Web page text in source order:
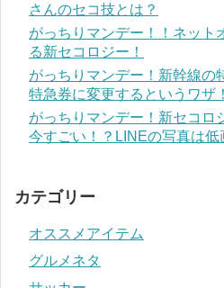
さんのセコ技とは？
がっちりマンデー！！ネット
る新セコロジー！
がっちりマンデー！新幹線の
特急券に変更するというワザ！
がっちりマンデー！新セコ
今すごい！？LINEの写真は低
カテゴリー
オススメアイテム
グルメネタ